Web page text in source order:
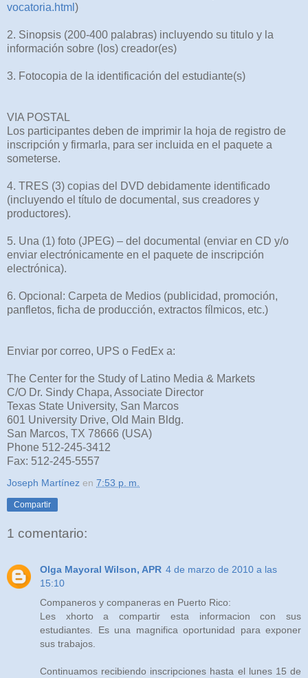
vocatoria.html )
2. Sinopsis (200-400 palabras) incluyendo su titulo y la
información sobre (los) creador(es)
3. Fotocopia de la identificación del estudiante(s)
VIA POSTAL
Los participantes deben de imprimir la hoja de registro de
inscripción y firmarla, para ser incluida en el paquete a
someterse.
4. TRES (3) copias del DVD debidamente identificado
(incluyendo el título de documental, sus creadores y
productores).
5. Una (1) foto (JPEG) – del documental (enviar en CD y/o
enviar electrónicamente en el paquete de inscripción
electrónica).
6. Opcional: Carpeta de Medios (publicidad, promoción,
panfletos, ficha de producción, extractos fílmicos, etc.)
Enviar por correo, UPS o FedEx a:
The Center for the Study of Latino Media & Markets
C/O Dr. Sindy Chapa, Associate Director
Texas State University, San Marcos
601 University Drive, Old Main Bldg.
San Marcos, TX 78666 (USA)
Phone 512-245-3412
Fax: 512-245-5557
Joseph Martínez en 7:53 p. m.
Compartir
1 comentario:
Olga Mayoral Wilson, APR 4 de marzo de 2010 a las
15:10
Companeros y companeras en Puerto Rico:
Les xhorto a compartir esta informacion con sus
estudiantes. Es una magnifica oportunidad para exponer
sus trabajos.
Continuamos recibiendo inscripciones hasta el lunes 15 de